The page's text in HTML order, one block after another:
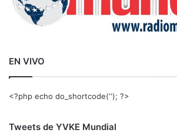
EN VIVO
<?php echo do_shortcode(‘‘); ?>
Tweets de YVKE Mundial